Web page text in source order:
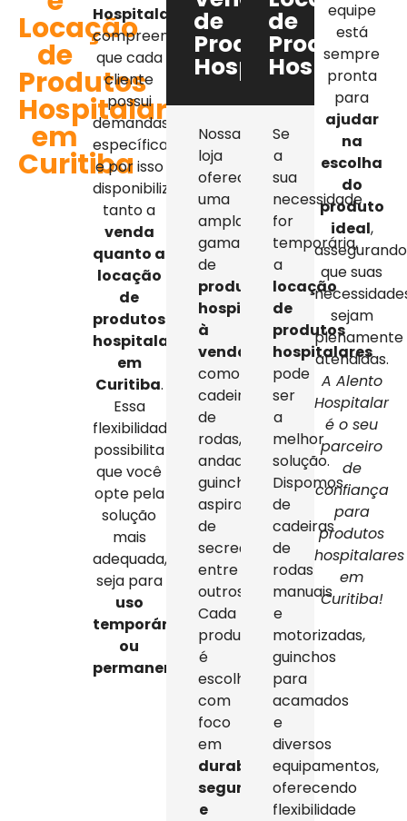
Locação
de
Produtos
Hospitalares
em
Curitiba
Hospitalar
compreendemos
que cada
cliente
possui
demandas
específicas,
e por isso
disponibilizamos
tanto a
venda
quanto a
locação
de
produtos
hospitalares
em
Curitiba.
Essa
flexibilidade
possibilita
que você
opte pela
solução
mais
adequada,
seja para
uso
temporário
ou
permanente
de
Produtos
Hospitalares
Nossa
loja
oferece
uma
ampla
gama
de
produtos
hospitalares
à
venda
como
cadeiras
de
rodas,
andadores,
guinchos,
aspiradores
de
secreção,
entre
outros.
Cada
produto
é
escolhido
com
foco
em
durabilidade,
segurança
e
de
Produtos
Se
a
sua
necessidade
for
temporária,
a
locação
de
produtos
hospitalares
pode
ser
a
melhor
solução.
Dispomos
de
cadeiras
de
rodas
manuais
e
motorizadas,
guinchos
para
acamados
e
diversos
equipamentos,
oferecendo
flexibilidade
equipe
está
sempre
pronta
para
ajudar
na
escolha
do
produto
ideal,
assegurando
que suas
sejam
plenamente
atendidas.
A Alento
Hospitalar
é o seu
parceiro
de
confiança
para
produtos
hospitalares
em
Curitiba!